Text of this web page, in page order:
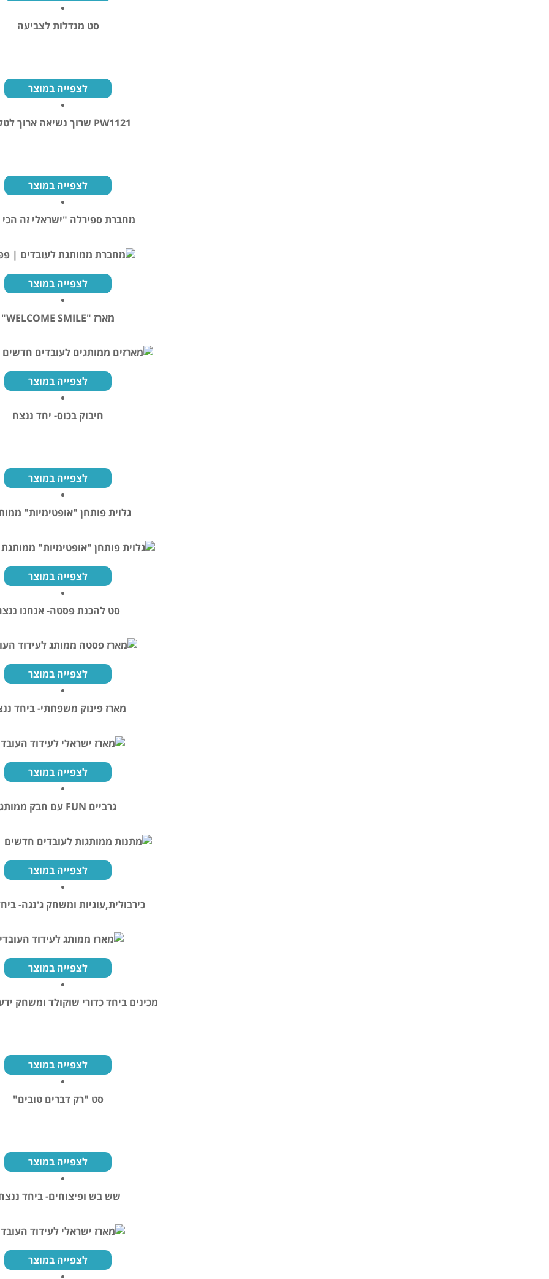
סט מנדלות לצביעה
לצפייה במוצר
PW1121 שרוך נשיאה ארוך לטלפון
לצפייה במוצר
מחברת ספירלה "ישראלי זה הכי
לצפייה במוצר
מארז "WELCOME SMILE"
לצפייה במוצר
חיבוק בכוס- יחד ננצח
לצפייה במוצר
גלוית פותחן "אופטימיות"
לצפייה במוצר
סט להכנת פסטה- אנחנו
לצפייה במוצר
מארז פינוק משפחתי- ביחד
לצפייה במוצר
גרביים FUN עם חבק ממותג
לצפייה במוצר
כירבולית,עוגיות ומשחק ג'נגה-
לצפייה במוצר
מכינים ביחד כדורי שוקולד ומשחק
לצפייה במוצר
סט "רק דברים טובים"
לצפייה במוצר
שש בש ופיצוחים- ביחד
לצפייה במוצר